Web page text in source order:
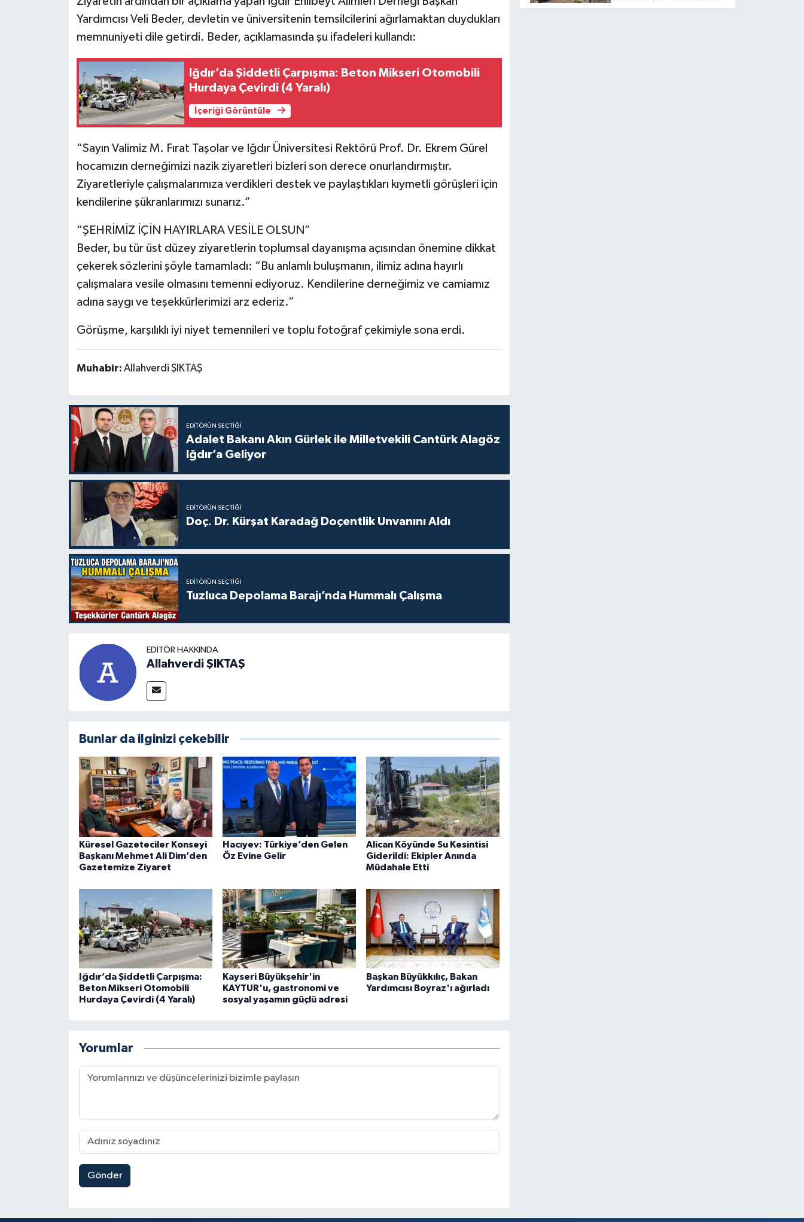
Yardımcısı Veli Beder, devletin ve üniversitenin temsilcilerini ağırlamaktan duydukları
memnuniyeti dile getirdi. Beder, açıklamasında şu ifadeleri kullandı:
Iğdır’da Şiddetli Çarpışma: Beton Mikseri Otomobili
Hurdaya Çevirdi (4 Yaralı)
İçeriği Görüntüle
“Sayın Valimiz M. Fırat Taşolar ve Iğdır Üniversitesi Rektörü Prof. Dr. Ekrem Gürel
hocamızın derneğimizi nazik ziyaretleri bizleri son derece onurlandırmıştır.
Ziyaretleriyle çalışmalarımıza verdikleri destek ve paylaştıkları kıymetli görüşleri için
kendilerine şükranlarımızı sunarız.”
“ŞEHRİMİZ İÇİN HAYIRLARA VESİLE OLSUN”
Beder, bu tür üst düzey ziyaretlerin toplumsal dayanışma açısından önemine dikkat
çekerek sözlerini şöyle tamamladı: “Bu anlamlı buluşmanın, ilimiz adına hayırlı
çalışmalara vesile olmasını temenni ediyoruz. Kendilerine derneğimiz ve camiamız
adına saygı ve teşekkürlerimizi arz ederiz.”
Görüşme, karşılıklı iyi niyet temennileri ve toplu fotoğraf çekimiyle sona erdi.
Muhabir: Allahverdi ŞIKTAŞ
EDITÖRÜN SEÇTIĞI
Adalet Bakanı Akın Gürlek ile Milletvekili Cantürk Alagöz
Iğdır’a Geliyor
EDITÖRÜN SEÇTIĞI
Doç. Dr. Kürşat Karadağ Doçentlik Unvanını Aldı
EDITÖRÜN SEÇTIĞI
Tuzluca Depolama Barajı’nda Hummalı Çalışma
EDITÖR HAKKINDA
Allahverdi ŞIKTAŞ
Bunlar da ilginizi çekebilir
Küresel Gazeteciler Konseyi
Başkanı Mehmet Ali Dim’den
Gazetemize Ziyaret
Hacıyev: Türkiye’den Gelen
Öz Evine Gelir
Alican Köyünde Su Kesintisi
Giderildi: Ekipler Anında
Müdahale Etti
Iğdır’da Şiddetli Çarpışma:
Beton Mikseri Otomobili
Hurdaya Çevirdi (4 Yaralı)
Kayseri Büyükşehir'in
KAYTUR'u, gastronomi ve
sosyal yaşamın güçlü adresi
Başkan Büyükkılıç, Bakan
Yardımcısı Boyraz'ı ağırladı
Yorumlar
Gönder
Ekipler Anında